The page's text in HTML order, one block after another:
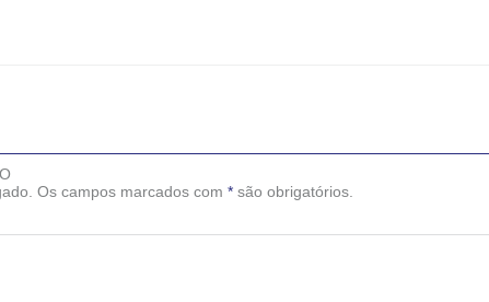
Os campos marcados com * são obrigatórios.